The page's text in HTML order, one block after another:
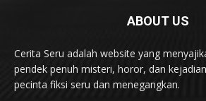
ABOUT US
Cerita Seru adalah website yang
pendek penuh misteri, horor, dan
pecinta fiksi seru dan menegangkan.